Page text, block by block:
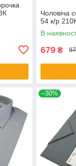
Чоловіча
54 к/р
В
679 ₴
–30%